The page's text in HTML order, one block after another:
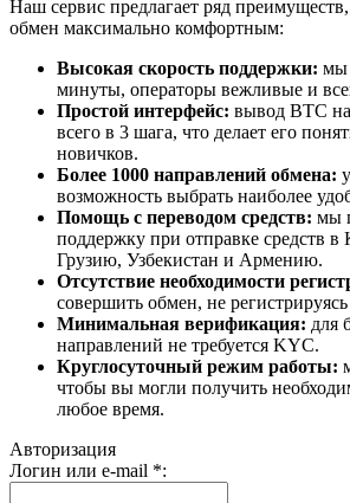
Наш сервис предлагает ряд
обмен максимально комфортным:
Высокая скорость поддержки: мы
минуты, операторы вежливые и
Простой интерфейс: вывод BTC
всего в 3 шага, что делает его
новичков.
Более 1000 направлений обмена:
возможность выбрать наиболее
Помощь с переводом средств: мы
поддержку при отправке средств в
Грузию, Узбекистан и Армению.
Отсутствие необходимости
совершить обмен, не регистрируясь
Минимальная верификация: для
направлений не требуется KYC.
Круглосуточный режим работы:
чтобы вы могли получить
любое время.
Авторизация
Логин или e-mail *: